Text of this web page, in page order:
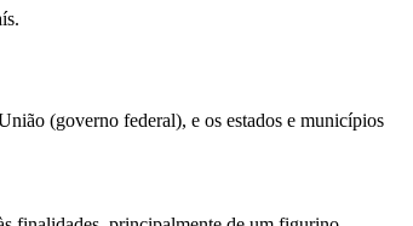
(governo federal), e os estados e municípios